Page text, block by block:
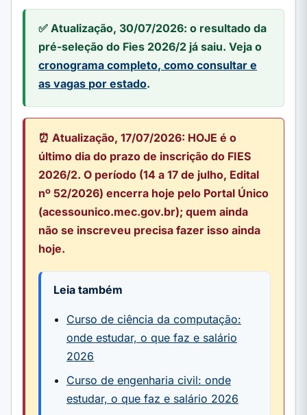
✅ Atualização, 30/07/2026: o resultado da
pré-seleção do Fies 2026/2 já saiu. Veja o
cronograma completo, como consultar e
as vagas por estado.
⏰ Atualização, 17/07/2026: HOJE é o
último dia do prazo de inscrição do FIES
2026/2. O período (14 a 17 de julho, Edital
nº 52/2026) encerra hoje pelo Portal Único
(acessounico.mec.gov.br); quem ainda
não se inscreveu precisa fazer isso ainda
hoje.
Leia também
Curso de ciência da computação:
onde estudar, o que faz e salário
2026
Curso de engenharia civil: onde
estudar, o que faz e salário 2026